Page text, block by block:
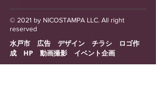
© 2021 by NICOSTAMPA ​LLC. All right
reserved
水戸市 広告 デザイン チラシ ロゴ作
成 HP 動画撮影 イベント企画